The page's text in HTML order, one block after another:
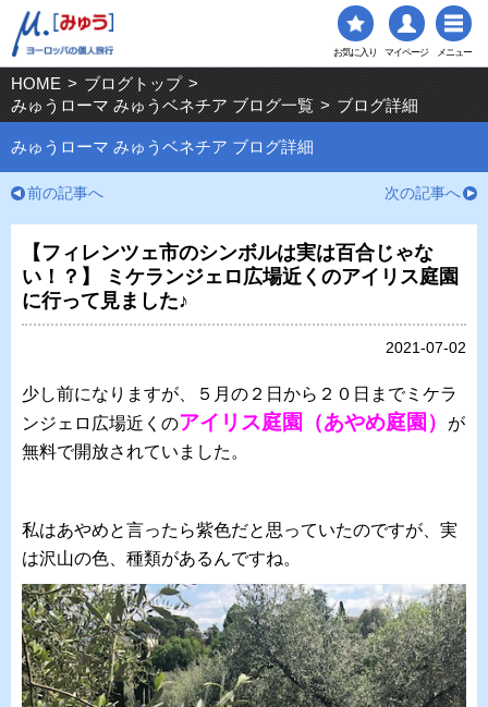
お気に入り マイページ メニュー
HOME > ブログトップ >
みゅうローマ みゅうベネチア ブログ一覧 > ブログ詳細
みゅうローマ みゅうベネチア ブログ詳細
前の記事へ 次の記事へ
【フィレンツェ市のシンボルは実は百合じゃな
い！？】 ミケランジェロ広場近くのアイリス庭園
に行って見ました♪
2021-07-02
少し前になりますが、５月の２日から２０日までミケラ
ンジェロ広場近くのアイリス庭園（あやめ庭園）
が
無料で開放されていました。
私はあやめと言ったら紫色だと思っていたのですが、実
は沢山の色、種類があるんですね。